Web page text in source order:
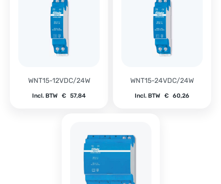
WNT15-12VDC/24W
€ 57,84
Incl. BTW
WNT15-24VDC/24W
€ 60,26
Incl. BTW